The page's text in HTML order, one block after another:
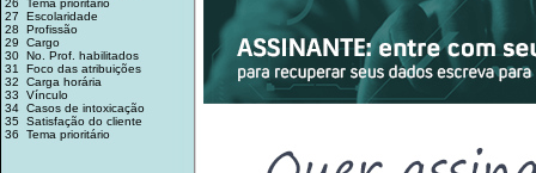
26 Tema prioritário
27 Escolaridade
28 Profissão
29 Cargo
30 No. Prof. habilitados
31 Foco das atribuições
32 Carga horária
33 Vínculo
34 Casos de intoxicação
35 Satisfação do cliente
36 Tema prioritário